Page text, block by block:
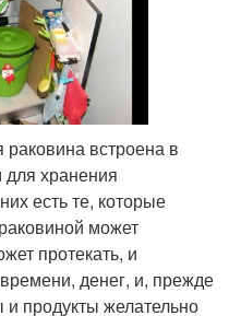
встроена в
хранения
есть те, которые
может
протекать, и
денег, и, прежде
и продукты желательно